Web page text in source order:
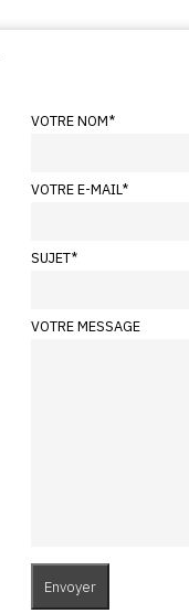
VOTRE NOM*
VOTRE E-MAIL*
SUJET*
VOTRE MESSAGE